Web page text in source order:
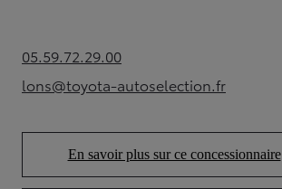
05.59.72.29.00(Opens in new tab)
lons@toyota-autoselection.fr
(Opens in new tab)
En savoir plus sur ce concessionnaire
(Opens in new tab)